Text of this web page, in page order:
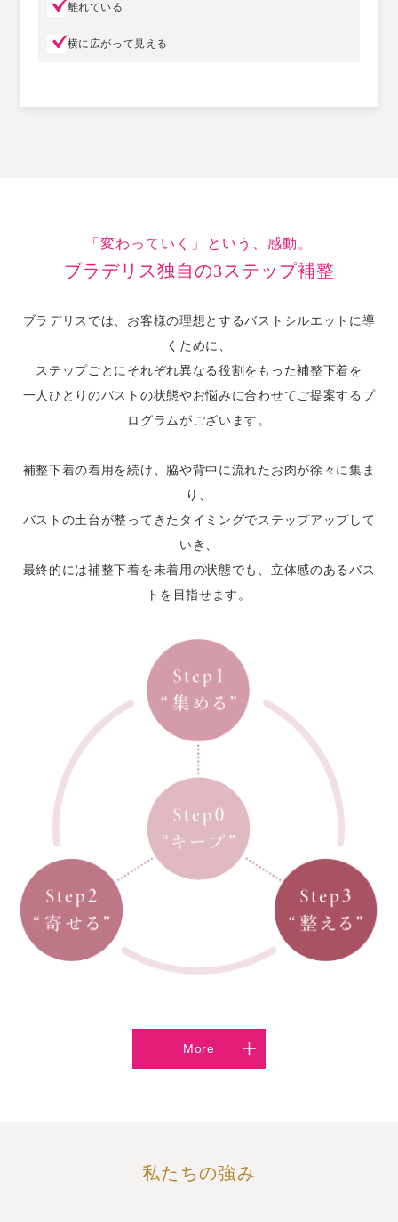
離れている
横に広がって見える
「変わっていく」という、感動。
ブラデリス独自の3ステップ補整
ブラデリスでは、 お客様の理想とするバストシルエットに導
くために、
ステップごとにそれぞれ異なる役割をもった補整下着を
一人ひとりのバストの状態やお悩みに合わせてご提案する プ
ログラムがございます。
補整下着の着用を続け、 脇や背中に流れたお肉が徐々に集ま
り、
バストの土台が整ってきたタイミングでステップアップして
いき、
最終的には補整下着を未着用の状態でも、 立体感のあるバス
トを目指せます。
More
私たちの強み